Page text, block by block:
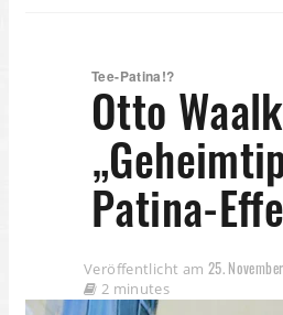
Tee-Patina!?
Otto
Patina-
Veröffentlicht am 25.
2 minutes